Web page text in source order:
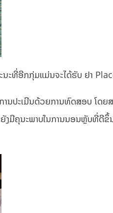
ະທີ່ອີກກຸ່ມແມ່ນຈະໄດ້ຮັບ ຢາ
ປະເມີນດ້ວຍການທົດສອບ ໂດຍສະ
ງມີຄຸນະພາບໃນການນອນຫຼັບທີ່ດີ